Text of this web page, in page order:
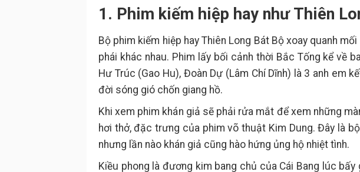
1. Phim kiếm hiệp hay như Thiên
Bộ phim kiếm hiệp hay Thiên Long Bát Bộ xoay quanh
phái khác nhau. Phim lấy bối cảnh thời Bắc Tống kể về
Hư Trúc (Gao Hu), Đoàn Dự (Lâm Chí Dĩnh) là 3 anh em
đời sóng gió chốn giang hồ.
Khi xem phim khán giả sẽ phải rửa mắt để xem những
hơi thở, đặc trưng của phim võ thuật Kim Dung. Đây là
nhưng lần nào khán giả cũng hào hứng ủng hộ nhiệt tình.
Kiều phong là đương kim bang chủ của Cái Bang lúc